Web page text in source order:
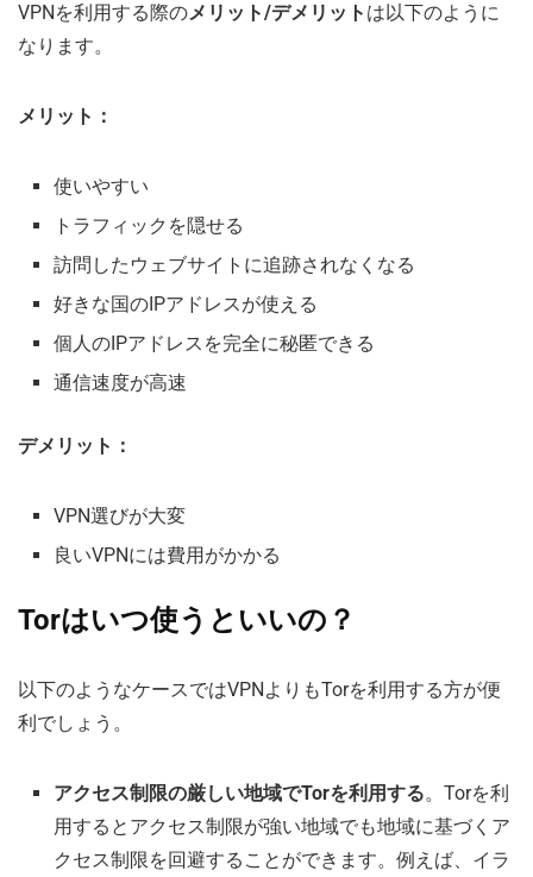
VPNを利用する際のメリット/デメリット は以下のように
なります。
メリット：
使いやすい
トラフィックを隠せる
訪問したウェブサイトに追跡されなくなる
好きな国のIPアドレスが使える
個人のIPアドレスを完全に秘匿できる
通信速度が高速
デメリット：
VPN選びが大変
良いVPNには費用がかかる
Torはいつ使うといいの？
以下のようなケースではVPNよりもTorを利用する方が便
利でしょう。
アクセス制限の厳しい地域でTorを利用する。Torを利
用するとアクセス制限が強い地域でも地域に基づくア
クセス制限を回避することができます。例えば、イラ